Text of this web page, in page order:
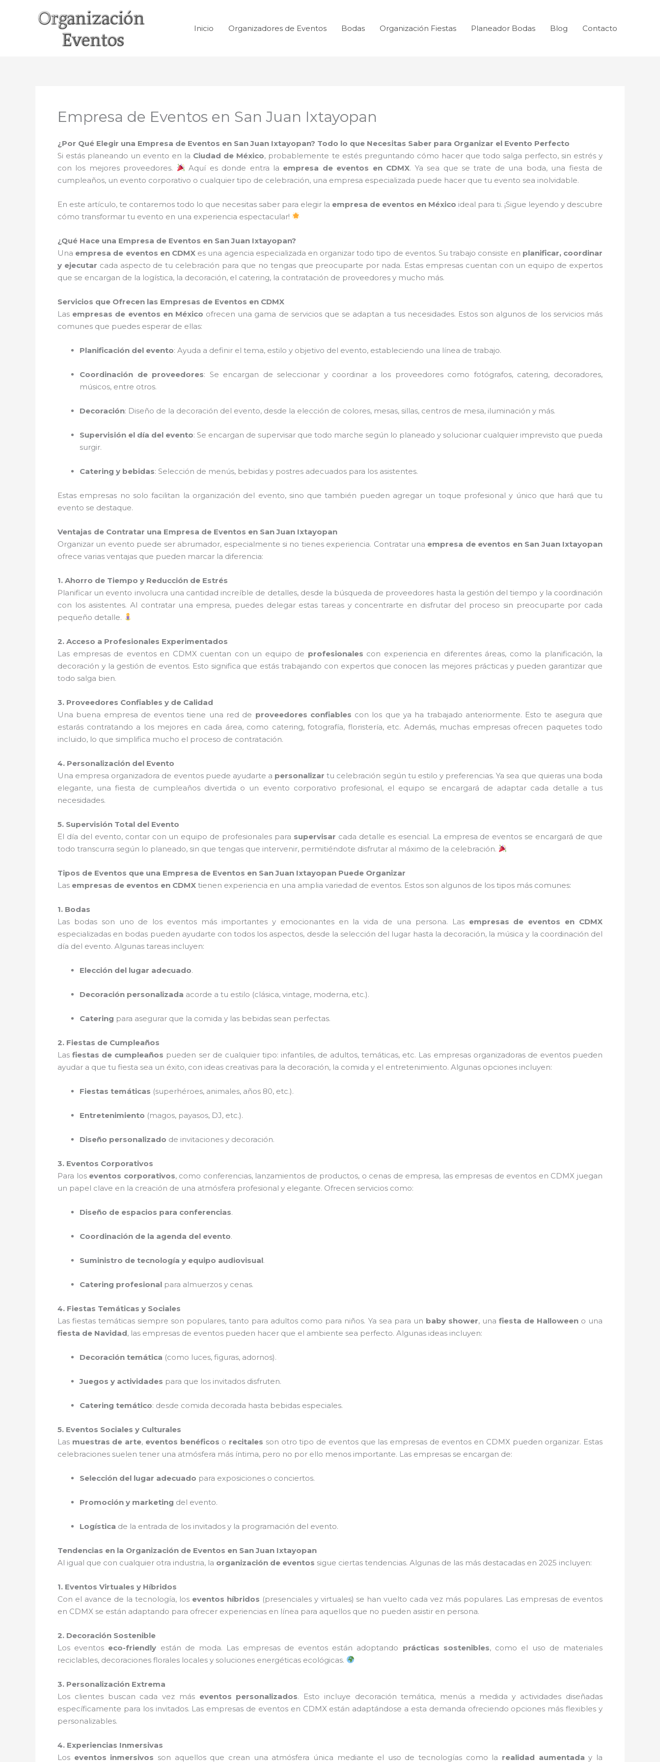
Inicio Organizadores de Eventos Bodas Organización Fiestas Planeador Bodas Blog Contacto
Empresa de Eventos en San Juan Ixtayopan
¿Por Qué Elegir una Empresa de Eventos en San Juan Ixtayopan? Todo lo que Necesitas Saber para Organizar el Evento Perfecto
Si estás planeando un evento en la Ciudad de México, probablemente te estés preguntando cómo hacer que todo salga perfecto, sin estrés y
con los mejores proveedores.
Aquí es donde entra la empresa de eventos en CDMX. Ya sea que se trate de una boda, una fiesta de
cumpleaños, un evento corporativo o cualquier tipo de celebración, una empresa especializada puede hacer que tu evento sea inolvidable.
En este artículo, te contaremos todo lo que necesitas saber para elegir la empresa de eventos en México ideal para ti. ¡Sigue leyendo y descubre
cómo transformar tu evento en una experiencia espectacular!
¿Qué Hace una Empresa de Eventos en San Juan Ixtayopan?
Una empresa de eventos en CDMXes una agencia especializada en organizar todo tipo de eventos. Su trabajo consiste en planificar, coordinar
y ejecutar cada aspecto de tu celebración para que no tengas que preocuparte por nada. Estas empresas cuentan con un equipo de expertos
que se encargan de la logística, la decoración, el catering, la contratación de proveedores y mucho más.
Servicios que Ofrecen las Empresas de Eventos en CDMX
Las empresas de eventos en México ofrecen una gama de servicios que se adaptan a tus necesidades. Estos son algunos de los servicios más
comunes que puedes esperar de ellas:
Planificación del evento: Ayuda a definir el tema, estilo y objetivo del evento, estableciendo una línea de trabajo.
Coordinación de proveedores: Se encargan de seleccionar y coordinar a los proveedores como fotógrafos, catering, decoradores,
músicos, entre otros.
Decoración: Diseño de la decoración del evento, desde la elección de colores, mesas, sillas, centros de mesa, iluminación y más.
Supervisión el día del evento: Se encargan de supervisar que todo marche según lo planeado y solucionar cualquier imprevisto que pueda
surgir.
Catering y bebidas: Selección de menús, bebidas y postres adecuados para los asistentes.
Estas empresas no solo facilitan la organización del evento, sino que también pueden agregar un toque profesional y único que hará que tu
evento se destaque.
Ventajas de Contratar una Empresa de Eventos en San Juan Ixtayopan
Organizar un evento puede ser abrumador, especialmente si no tienes experiencia. Contratar una empresa de eventos en San Juan Ixtayopan
ofrece varias ventajas que pueden marcar la diferencia:
1. Ahorro de Tiempo y Reducción de Estrés
Planificar un evento involucra una cantidad increíble de detalles, desde la búsqueda de proveedores hasta la gestión del tiempo y la coordinación
con los asistentes. Al contratar una empresa, puedes delegar estas tareas y concentrarte en disfrutar del proceso sin preocuparte por cada
pequeño detalle.
2. Acceso a Profesionales Experimentados
Las empresas de eventos en CDMX cuentan con un equipo de profesionales con experiencia en diferentes áreas, como la planificación, la
decoración y la gestión de eventos. Esto significa que estás trabajando con expertos que conocen las mejores prácticas y pueden garantizar que
todo salga bien.
3. Proveedores Confiables y de Calidad
Una buena empresa de eventos tiene una red de proveedores confiables con los que ya ha trabajado anteriormente. Esto te asegura que
estarás contratando a los mejores en cada área, como catering, fotografía, floristería, etc. Además, muchas empresas ofrecen paquetes todo
incluido, lo que simplifica mucho el proceso de contratación.
4. Personalización del Evento
Una empresa organizadora de eventos puede ayudarte a personalizar tu celebración según tu estilo y preferencias. Ya sea que quieras una boda
elegante, una fiesta de cumpleaños divertida o un evento corporativo profesional, el equipo se encargará de adaptar cada detalle a tus
necesidades.
5. Supervisión Total del Evento
El día del evento, contar con un equipo de profesionales para supervisar cada detalle es esencial. La empresa de eventos se encargará de que
todo transcurra según lo planeado, sin que tengas que intervenir, permitiéndote disfrutar al máximo de la celebración.
Tipos de Eventos que una Empresa de Eventos en San Juan Ixtayopan Puede Organizar
Las empresas de eventos en CDMX tienen experiencia en una amplia variedad de eventos. Estos son algunos de los tipos más comunes:
1. Bodas
Las bodas son uno de los eventos más importantes y emocionantes en la vida de una persona. Las empresas de eventos en CDMX
especializadas en bodas pueden ayudarte con todos los aspectos, desde la selección del lugar hasta la decoración, la música y la coordinación del
día del evento. Algunas tareas incluyen:
Elección del lugar adecuado.
Decoración personalizada acorde a tu estilo (clásica, vintage, moderna, etc.).
Catering para asegurar que la comida y las bebidas sean perfectas.
2. Fiestas de Cumpleaños
Lasfiestas de cumpleaños pueden ser de cualquier tipo: infantiles, de adultos, temáticas, etc. Las empresas organizadoras de eventos pueden
ayudar a que tu fiesta sea un éxito, con ideas creativas para la decoración, la comida y el entretenimiento. Algunas opciones incluyen:
Fiestas temáticas (superhéroes, animales, años 80, etc.).
Entretenimiento (magos, payasos, DJ, etc.).
Diseño personalizado de invitaciones y decoración.
3. Eventos Corporativos
Para los eventos corporativos, como conferencias, lanzamientos de productos, o cenas de empresa, las empresas de eventos en CDMX juegan
un papel clave en la creación de una atmósfera profesional y elegante. Ofrecen servicios como:
Diseño de espacios para conferencias.
Coordinación de la agenda del evento.
Suministro de tecnología y equipo audiovisual.
Catering profesional para almuerzos y cenas.
4. Fiestas Temáticas y Sociales
Las fiestas temáticas siempre son populares, tanto para adultos como para niños. Ya sea para un baby shower, una fiesta de Halloweeno una
fiesta de Navidad, las empresas de eventos pueden hacer que el ambiente sea perfecto. Algunas ideas incluyen:
Decoración temática (como luces, figuras, adornos).
Juegos y actividades para que los invitados disfruten.
Catering temático: desde comida decorada hasta bebidas especiales.
5. Eventos Sociales y Culturales
Las muestras de arte, eventos benéficos o recitales son otro tipo de eventos que las empresas de eventos en CDMX pueden organizar. Estas
celebraciones suelen tener una atmósfera más íntima, pero no por ello menos importante. Las empresas se encargan de:
Selección del lugar adecuado para exposiciones o conciertos.
Promoción y marketing del evento.
Logística de la entrada de los invitados y la programación del evento.
Tendencias en la Organización de Eventos en San Juan Ixtayopan
Al igual que con cualquier otra industria, la organización de eventos sigue ciertas tendencias. Algunas de las más destacadas en 2025 incluyen:
1. Eventos Virtuales y Híbridos
Con el avance de la tecnología, los eventos híbridos (presenciales y virtuales) se han vuelto cada vez más populares. Las empresas de eventos
en CDMX se están adaptando para ofrecer experiencias en línea para aquellos que no pueden asistir en persona.
2. Decoración Sostenible
Los eventos eco-friendly están de moda. Las empresas de eventos están adoptando prácticas sostenibles, como el uso de materiales
reciclables, decoraciones florales locales y soluciones energéticas ecológicas.
3. Personalización Extrema
Los clientes buscan cada vez más eventos personalizados. Esto incluye decoración temática, menús a medida y actividades diseñadas
específicamente para los invitados. Las empresas de eventos en CDMX están adaptándose a esta demanda ofreciendo opciones más flexibles y
personalizables.
4. Experiencias Inmersivas
Los eventos inmersivos son aquellos que crean una atmósfera única mediante el uso de tecnologías como la realidad aumentada y la